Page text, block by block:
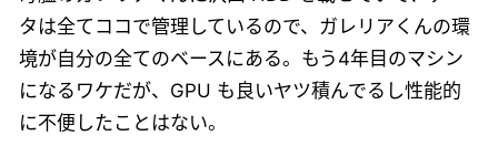
タは全てココで管理しているので、ガレリアくんの環
境が自分の全てのベースにある。もう4年目のマシン
になるワケだが、GPU も良いヤツ積んでるし性能的
に不便したことはない。